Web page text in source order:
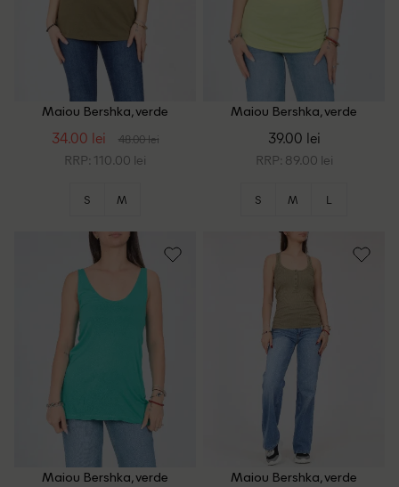
Maiou Bershka, verde
34.00 lei 48.00 lei
RRP: 110.00 lei
S M
Maiou Bershka, verde
39.00 lei
RRP: 89.00 lei
S M L
Maiou Bershka, verde Maiou Bershka, verde